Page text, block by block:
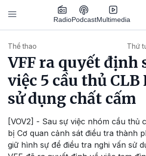
Nhảy đến nội dung
RadioPodcastMultimedia
Thể thao Thứ
VFF ra quyết định
việc 5 cầu thủ
sử dụng chất cấm
[VOV2] - Sau sự việc nhóm cầu thủ
bị Cơ quan cảnh sát điều tra thành
giữ hình sự để điều tra nghi vấn sử